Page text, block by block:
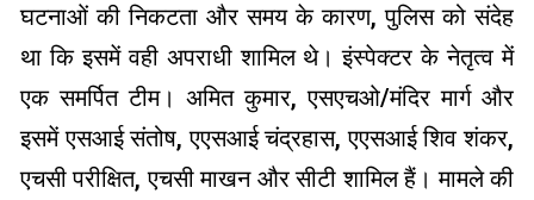
घटनाओं की निकटता और समय के कारण, पुलिस को संदेह
था कि इसमें वही अपराधी शामिल थे। इंस्पेक्टर के नेतृत्व में
एक समर्पित टीम। अमित कुमार, एसएचओ/मंदिर मार्ग और
इसमें एसआई संतोष, एएसआई चंद्रहास, एएसआई शिव शंकर,
एचसी परीक्षित, एचसी माखन और सीटी शामिल हैं। मामले की